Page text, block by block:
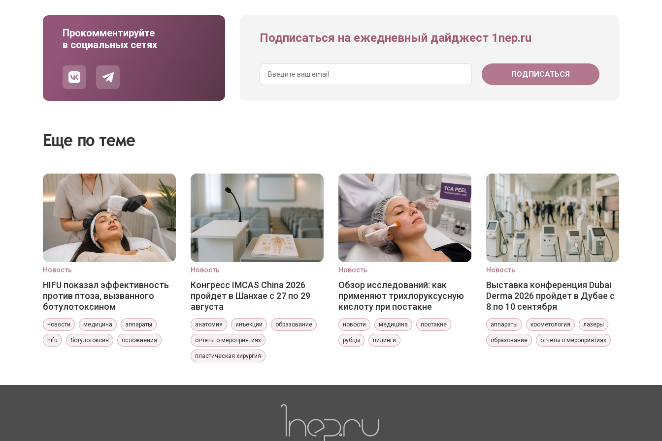
Прокомментируйте
в социальных сетях
Подписаться на ежедневный дайджест 1nep.ru
Еще по теме
Новость
HIFU показал эффективность
против птоза, вызванного
ботулотоксином
новости медицина аппараты
hifu ботулотоксин осложнения
Новость
Конгресс IMCAS China 2026
пройдет в Шанхае с 27 по 29
августа
анатомия инъекции образование
отчеты о мероприятиях
пластическая хирургия
Новость
Обзор исследований: как
применяют трихлоруксусную
кислоту при постакне
новости медицина постакне
рубцы пилинги
Новость
Выставка конференция Dubai
Derma 2026 пройдет в Дубае с
8 по 10 сентября
аппараты косметология лазеры
образование отчеты о мероприятиях